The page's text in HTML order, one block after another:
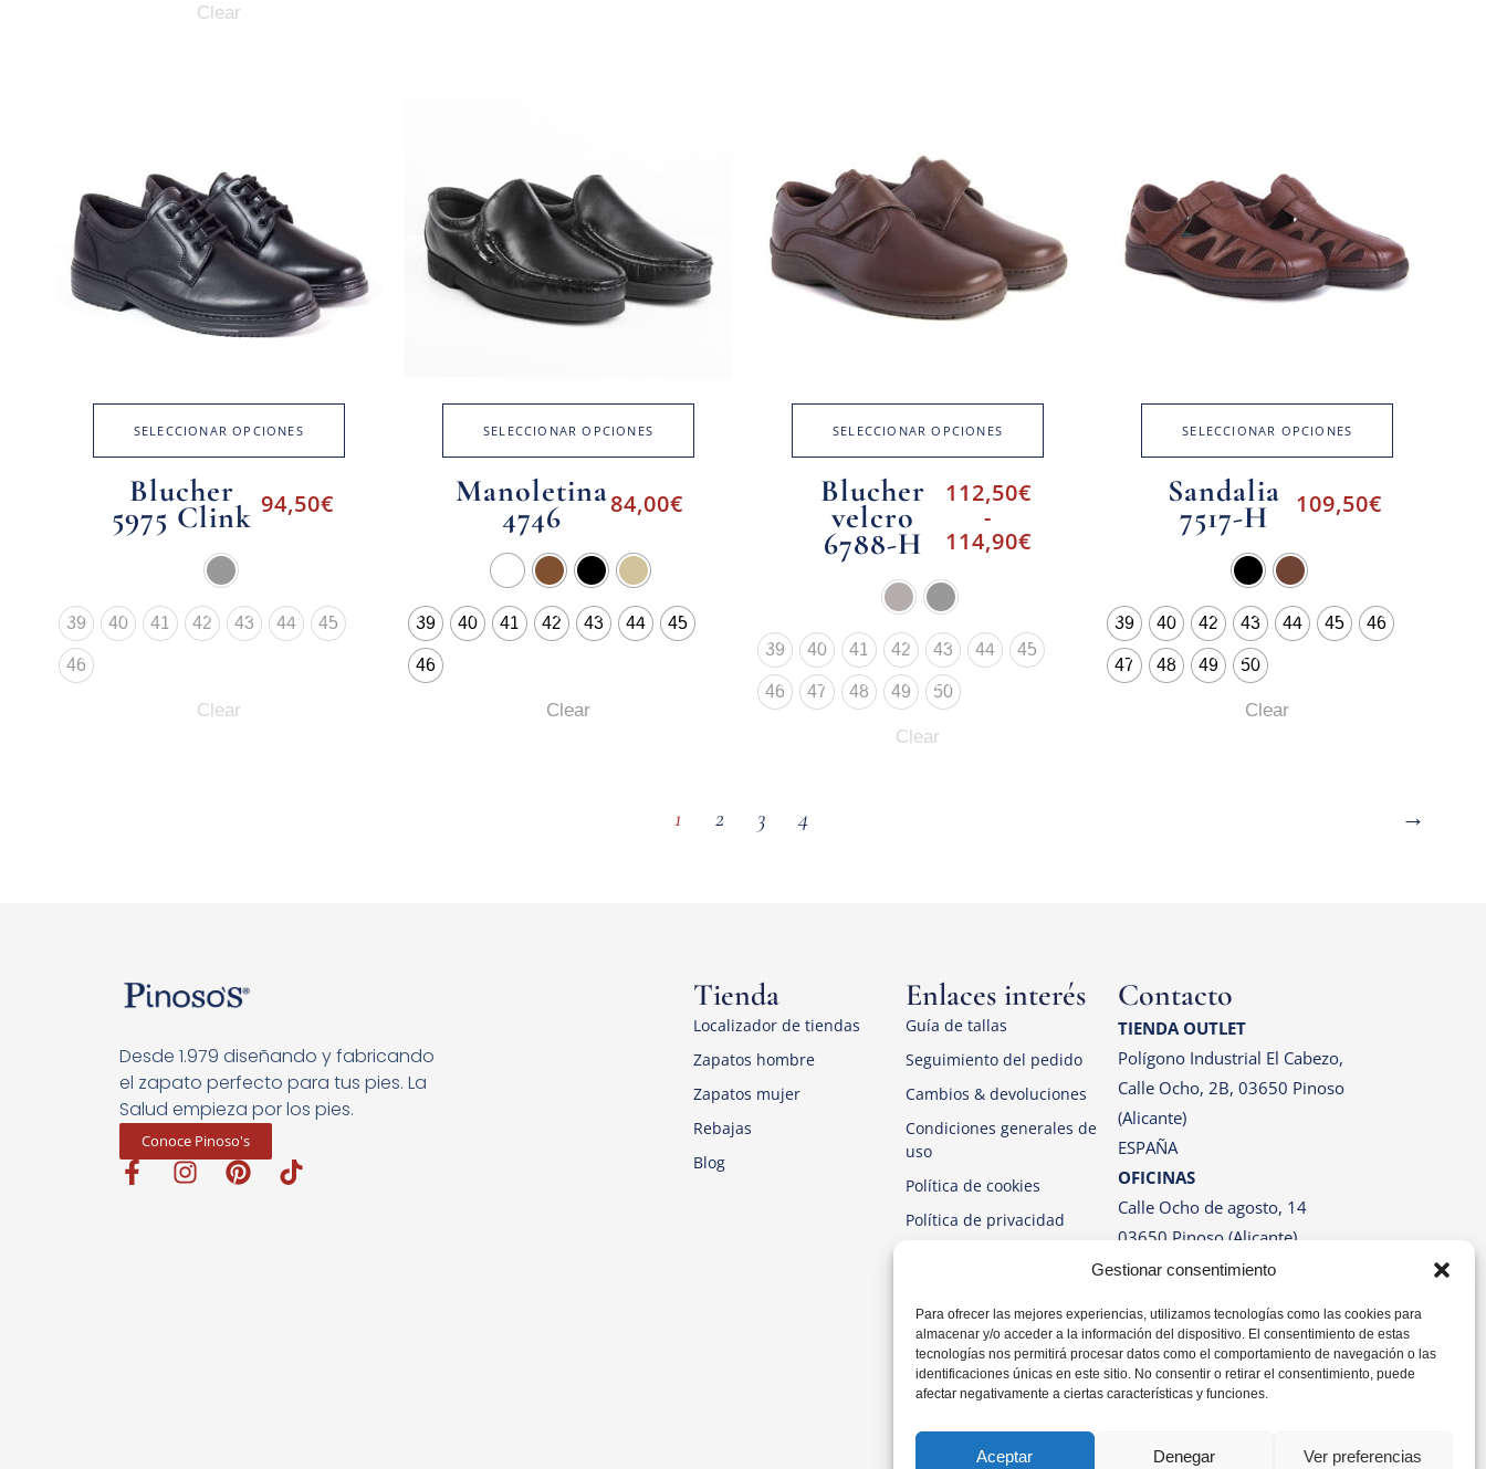
Gestionar consentimiento
Para ofrecer las mejores experiencias, utilizamos tecnologías como las cookies para
almacenar y/o acceder a la información del dispositivo. El consentimiento de estas
tecnologías nos permitirá procesar datos como el comportamiento de navegación o las
identificaciones únicas en este sitio. No consentir o retirar el consentimiento, puede
afectar negativamente a ciertas características y funciones.
Aceptar Denegar Ver preferencias
Clear
SELECCIONAR OPCIONES
Blucher
5975 Clink 94,50€
39 40 41 42 43 44 45
46
Clear
SELECCIONAR OPCIONES
Manoletina
4746 84,00€
39 40 41 42 43 44 45
46
Clear
SELECCIONAR OPCIONES
Blucher
velcro
6788-H
112,50€
-
114,90€
39 40 41 42 43 44 45
46 47 48 49 50
Clear
SELECCIONAR OPCIONES
Sandalia
7517-H 109,50€
39 40 42 43 44 45 46
47 48 49 50
Clear
1 2 3 4 →
Desde 1.979 diseñando y fabricando
el zapato perfecto para tus pies. La
Salud empieza por los pies.
Conoce Pinoso's
Tienda
Localizador de tiendas
Zapatos hombre
Zapatos mujer
Rebajas
Blog
Enlaces interés
Guía de tallas
Seguimiento del pedido
Cambios & devoluciones
Condiciones generales de
uso
Política de cookies
Política de privacidad
Contacto
TIENDA OUTLET
Polígono Industrial El Cabezo,
Calle Ocho, 2B, 03650 Pinoso
(Alicante)
ESPAÑA
OFICINAS
Calle Ocho de agosto, 14
03650 Pinoso (Alicante)
ESPAÑA
Correo: info@pinosos.es
Teléfono: +34 96 69 70 274
+34 670 387 812 (sólo
Whatsapp)
Horario: Lun-Vie de 07:00h a